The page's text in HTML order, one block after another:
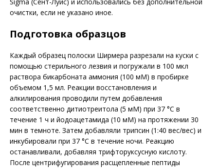
очистки, если не указано иное.
Подготовка образцов
Каждый образец полоски Ширмера разрезали на куски с
помощью стерильного лезвия и погружали в 100 мкл
раствора бикарбоната аммония (100 мМ) в пробирке
объемом 1,5 мл. Реакции восстановления и
алкилирования проводили путем добавления
соответственно дитиотреитола (5 мМ) при 37 °C в
течение 1 ч и йодо­ацетамида (10 мМ) на протяжении 30
мин в темноте. Затем добавляли трипсин (1:40 вес/вес) и
инкубировали при 37 °C в течение ночи. Реакцию
останавливали, добавляя три­фторуксусную кислоту.
После центрифугирования расщепленные пептиды